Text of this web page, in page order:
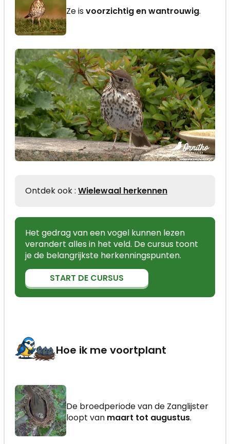
Ze isvoorzichtig en wantrouwig.
Ontdek ook : Wielewaal herkennen
Het gedrag van een vogel kunnen lezen
verandert alles in het veld. De cursus toont
je de belangrijkste herkenningspunten.
START DE CURSUS
Hoe ik me voortplant
De broedperiode van de Zanglijster
loopt van maart tot augustus.